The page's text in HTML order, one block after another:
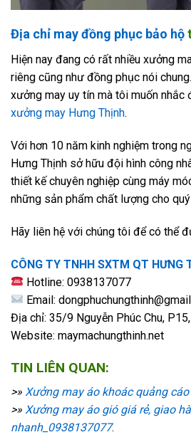
Địa chỉ may đồng phục bảo hộ
Hiện nay đang có rất nhiều xưởng
riêng cũng như đồng phục nói
xưởng may uy tín mà tôi muốn nhắc
xưởng may Hưng Thịnh.
Với hơn 10 năm kinh nghiệm trong
Hưng Thịnh sở hữu đội hình công
thiết kế chuyên nghiệp cùng máy
những sản phẩm chất lượng cho quý
Hãy liên hệ với chúng tôi để có thể
CÔNG TY TNHH SXTM QT HƯNG
Hotline: 0938137077
Email:
Địa chỉ: 35/9 Nguyễn Phúc Chu,
Website: maymachungthinh.net
TIN LIÊN QUAN:
>» Xưởng may áo khoác quảng
>» Xưởng may áo gió giá rẻ, giao
nhanh_0938137077.